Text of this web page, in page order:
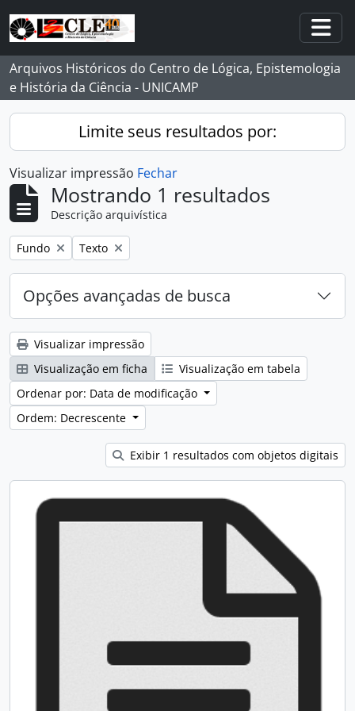
Skip to main content
Arquivos Históricos do Centro de Lógica, Epistemologia
e História da Ciência - UNICAMP
Limite seus resultados por:
Visualizar impressão Fechar
Mostrando 1 resultados
Descrição arquivística
Remover filtro:
Fundo Remover filtro:
Texto
Opções avançadas de busca
Visualizar impressão
Visualização em ficha
Visualização em tabela
Ordenar por: Data de modificação
Ordem: Decrescente
Exibir 1 resultados com objetos digitais